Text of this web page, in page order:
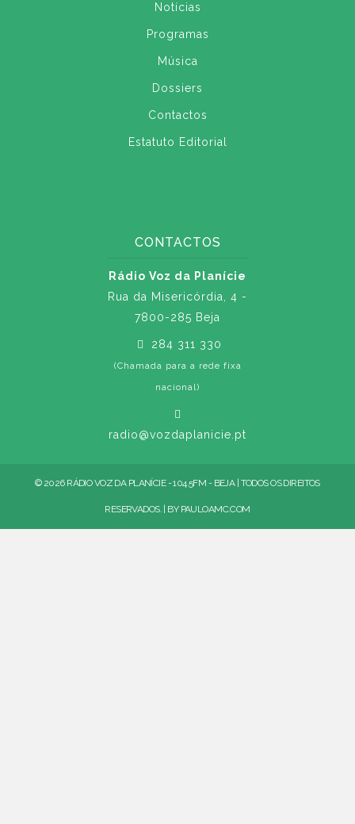
Notícias
Programas
Música
Dossiers
Contactos
Estatuto Editorial
CONTACTOS
Rádio Voz da Planície
Rua da Misericórdia, 4 -
7800-285 Beja
284 311 330
(Chamada para a rede fixa
nacional)
radio@vozdaplanicie.pt
© 2026 RÁDIO VOZ DA PLANÍCIE - 104.5FM - BEJA | TODOS OS DIREITOS
RESERVADOS. | BY PAULOAMC.COM